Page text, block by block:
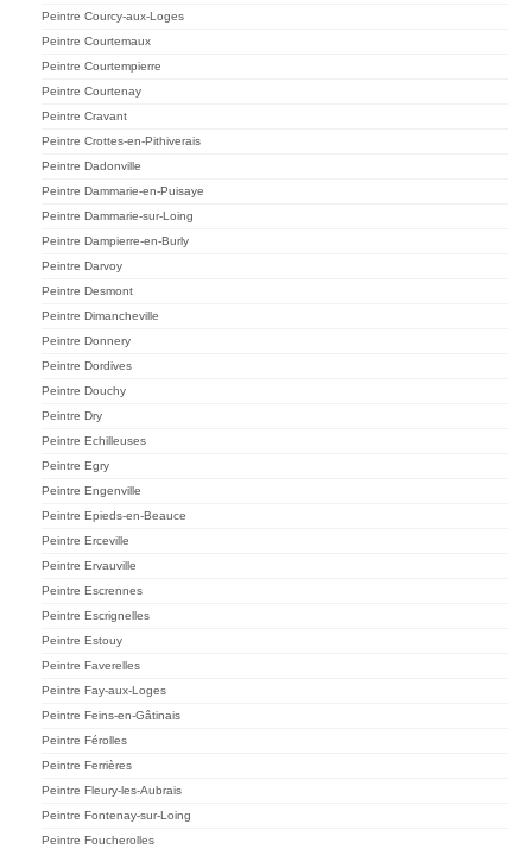
Peintre Courcy-aux-Loges
Peintre Courtemaux
Peintre Courtempierre
Peintre Courtenay
Peintre Cravant
Peintre Crottes-en-Pithiverais
Peintre Dadonville
Peintre Dammarie-en-Puisaye
Peintre Dammarie-sur-Loing
Peintre Dampierre-en-Burly
Peintre Darvoy
Peintre Desmont
Peintre Dimancheville
Peintre Donnery
Peintre Dordives
Peintre Douchy
Peintre Dry
Peintre Echilleuses
Peintre Egry
Peintre Engenville
Peintre Epieds-en-Beauce
Peintre Erceville
Peintre Ervauville
Peintre Escrennes
Peintre Escrignelles
Peintre Estouy
Peintre Faverelles
Peintre Fay-aux-Loges
Peintre Feins-en-Gâtinais
Peintre Férolles
Peintre Ferrières
Peintre Fleury-les-Aubrais
Peintre Fontenay-sur-Loing
Peintre Foucherolles